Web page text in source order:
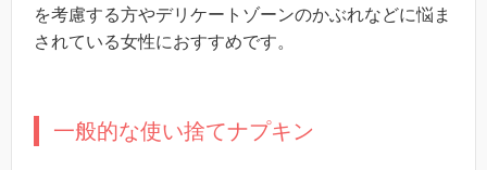
を考慮する方やデリケートゾーンのかぶれなどに悩ま
されている女性におすすめです。
一般的な使い捨てナプキン